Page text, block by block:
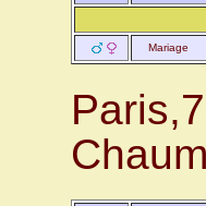
Mariage